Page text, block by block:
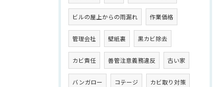
ビルの屋上からの雨漏れ 作業価格
管理会社 壁紙裏 黒カビ除去
カビ責任 善管注意義務違反 古い家
バンガロー コテージ カビ取り対策